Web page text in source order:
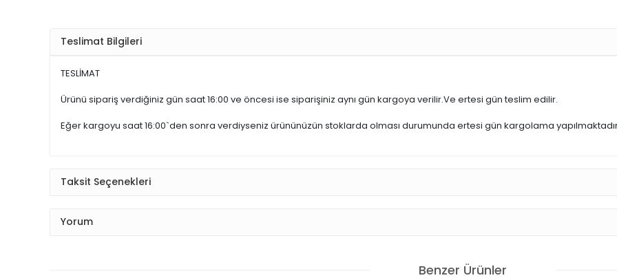
Teslimat Bilgileri
TESLİMAT
Ürünü sipariş verdiğiniz gün saat 16:00 ve öncesi ise siparişiniz aynı gün kargoya verilir.Ve ertesi gün teslim edilir.
Eğer kargoyu saat 16:00`den sonra verdiyseniz ürününüzün stoklarda olması durumunda ertesi gün kargolama
Taksit Seçenekleri
Yorum
Benzer Ürünler